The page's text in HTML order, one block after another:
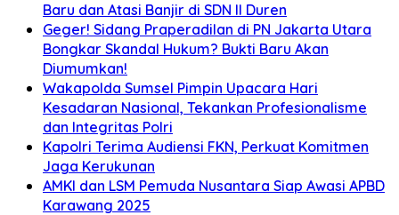
Baru dan Atasi Banjir di SDN II Duren
Geger! Sidang Praperadilan di PN Jakarta Utara
Bongkar Skandal Hukum? Bukti Baru Akan
Diumumkan!
Wakapolda Sumsel Pimpin Upacara Hari
Kesadaran Nasional, Tekankan Profesionalisme
dan Integritas Polri
Kapolri Terima Audiensi FKN, Perkuat Komitmen
Jaga Kerukunan
AMKI dan LSM Pemuda Nusantara Siap Awasi APBD
Karawang 2025